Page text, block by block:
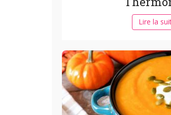
Lire la